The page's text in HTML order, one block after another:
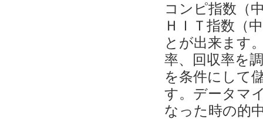
コンピ指数（
ＨＩＴ指数（
とが出来ます
率、回収率を
を条件にして
す。データマ
なった時の的